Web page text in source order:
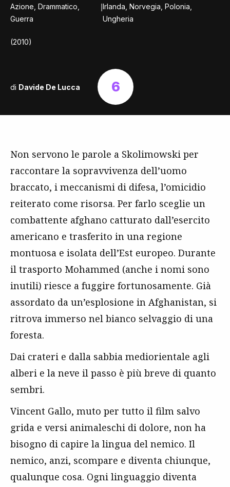
Azione, Drammatico,
Guerra
|Irlanda, Norvegia, Polonia,
Ungheria
(2010)
di Davide De Lucca 6
Non servono le parole a Skolimowski per
raccontare la sopravvivenza dell’uomo
braccato, i meccanismi di difesa, l’omicidio
reiterato come risorsa. Per farlo sceglie un
combattente afghano catturato dall’esercito
americano e trasferito in una regione
montuosa e isolata dell’Est europeo. Durante
il trasporto Mohammed (anche i nomi sono
inutili) riesce a fuggire fortunosamente. Già
assordato da un’esplosione in Afghanistan, si
ritrova immerso nel bianco selvaggio di una
foresta.
Dai crateri e dalla sabbia mediorientale agli
alberi e la neve il passo è più breve di quanto
sembri.
Vincent Gallo, muto per tutto il film salvo
grida e versi animaleschi di dolore, non ha
bisogno di capire la lingua del nemico. Il
nemico, anzi, scompare e diventa chiunque,
qualunque cosa. Ogni linguaggio diventa